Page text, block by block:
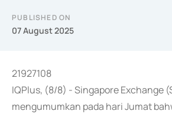
PUBLISHED ON
07 August 2025
21927108
IQPlus, (8/8) - Singapore Exchange
mengumumkan pada hari Jumat